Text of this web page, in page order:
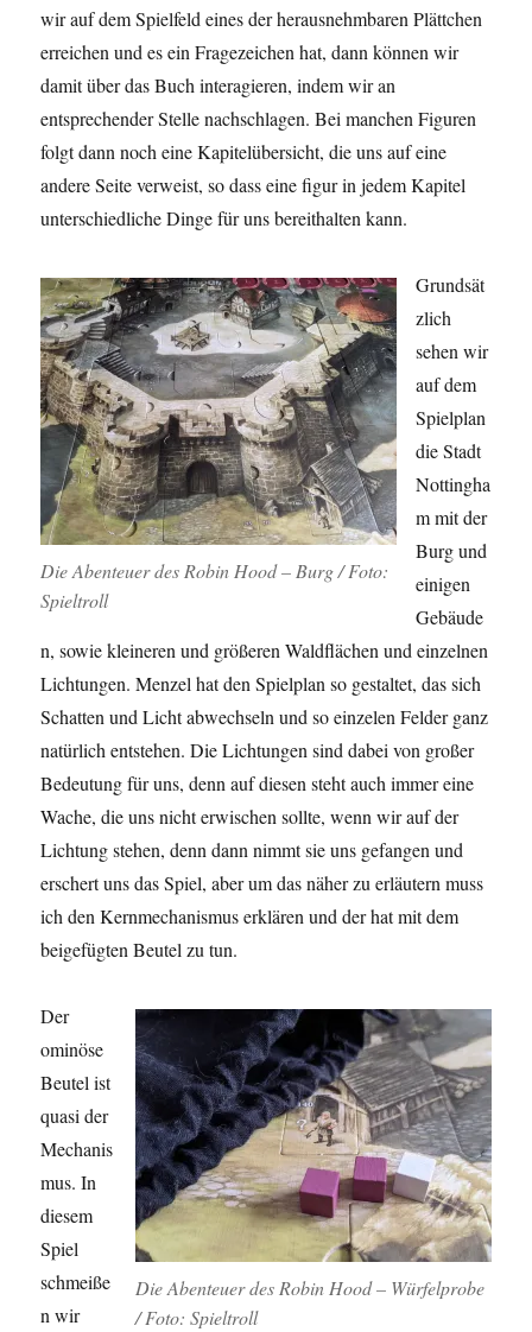
wir auf dem Spielfeld eines der herausnehmbaren Plättchen
erreichen und es ein Fragezeichen hat, dann können wir
damit über das Buch interagieren, indem wir an
entsprechender Stelle nachschlagen. Bei manchen Figuren
folgt dann noch eine Kapitelübersicht, die uns auf eine
andere Seite verweist, so dass eine figur in jedem Kapitel
unterschiedliche Dinge für uns bereithalten kann.
Die Abenteuer des Robin Hood – Burg / Foto:
Spieltroll
Grundsät
zlich
sehen wir
auf dem
Spielplan
die Stadt
Nottingha
m mit der
Burg und
einigen
Gebäude
n, sowie kleineren und größeren Waldflächen und einzelnen
Lichtungen. Menzel hat den Spielplan so gestaltet, das sich
Schatten und Licht abwechseln und so einzelen Felder ganz
natürlich entstehen. Die Lichtungen sind dabei von großer
Bedeutung für uns, denn auf diesen steht auch immer eine
Wache, die uns nicht erwischen sollte, wenn wir auf der
Lichtung stehen, denn dann nimmt sie uns gefangen und
erschert uns das Spiel, aber um das näher zu erläutern muss
ich den Kernmechanismus erklären und der hat mit dem
beigefügten Beutel zu tun.
Die Abenteuer des Robin Hood – Würfelprobe
/ Foto: Spieltroll
Der
ominöse
Beutel ist
quasi der
Mechanis
mus. In
diesem
Spiel
schmeiße
n wir